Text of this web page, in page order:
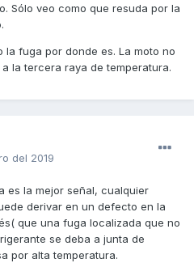
Sólo veo como que resuda por la
la fuga por donde es. La moto no
la tercera raya de temperatura.
del 2019
es la mejor señal, cualquier
derivar en un defecto en la
que una fuga localizada que no
se deba a junta de
por alta temperatura.